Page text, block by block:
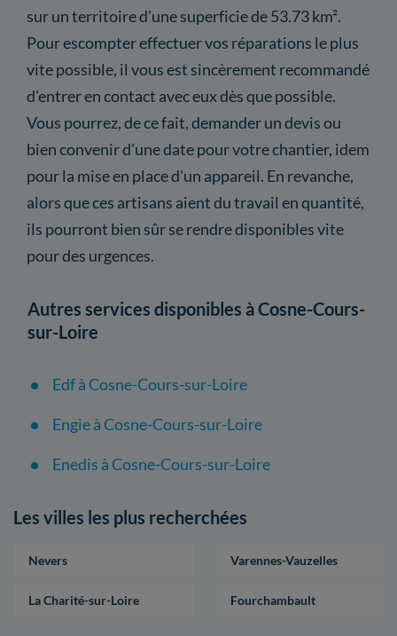
sur un territoire d'une superficie de 53.73 km².
Pour escompter effectuer vos réparations le plus
vite possible, il vous est sincèrement recommandé
d'entrer en contact avec eux dès que possible.
Vous pourrez, de ce fait, demander un devis ou
bien convenir d'une date pour votre chantier, idem
pour la mise en place d'un appareil. En revanche,
alors que ces artisans aient du travail en quantité,
ils pourront bien sûr se rendre disponibles vite
pour des urgences.
Autres services disponibles à Cosne-Cours-
sur-Loire
Edf à Cosne-Cours-sur-Loire
Engie à Cosne-Cours-sur-Loire
Enedis à Cosne-Cours-sur-Loire
Les villes les plus recherchées
Nevers Varennes-Vauzelles
La Charité-sur-Loire Fourchambault